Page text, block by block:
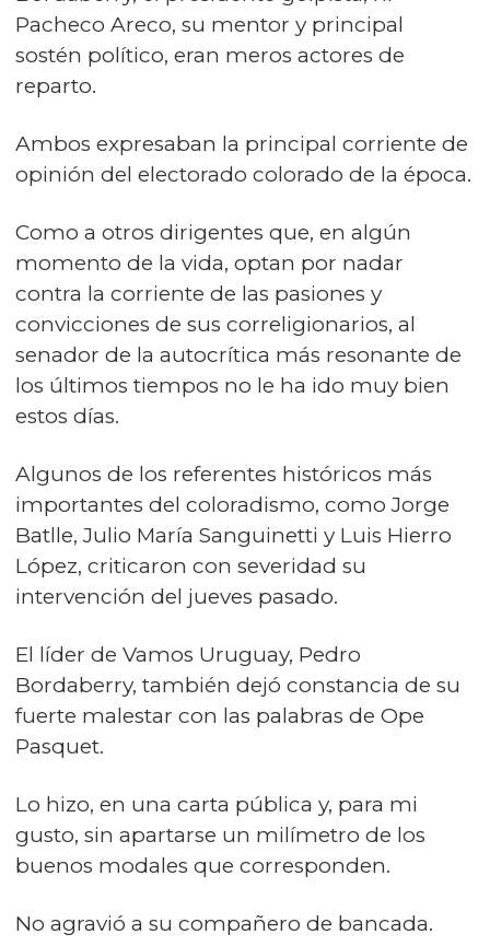
Pacheco Areco, su mentor y principal
sostén político, eran meros actores de
reparto.
Ambos expresaban la principal corriente de
opinión del electorado colorado de la época.
Como a otros dirigentes que, en algún
momento de la vida, optan por nadar
contra la corriente de las pasiones y
convicciones de sus correligionarios, al
senador de la autocrítica más resonante de
los últimos tiempos no le ha ido muy bien
estos días.
Algunos de los referentes históricos más
importantes del coloradismo, como Jorge
Batlle, Julio María Sanguinetti y Luis Hierro
López, criticaron con severidad su
intervención del jueves pasado.
El líder de Vamos Uruguay, Pedro
Bordaberry, también dejó constancia de su
fuerte malestar con las palabras de Ope
Pasquet.
Lo hizo, en una carta pública y, para mi
gusto, sin apartarse un milímetro de los
buenos modales que corresponden.
No agravió a su compañero de bancada.